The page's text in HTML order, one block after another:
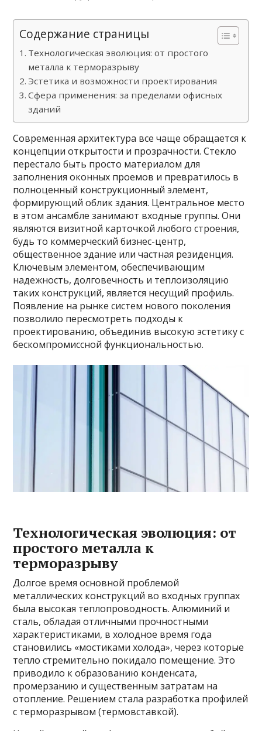
Содержание страницы
Технологическая эволюция: от простого
металла к терморазрыву
Эстетика и возможности проектирования
Сфера применения: за пределами офисных
зданий
Современная архитектура все чаще обращается к
концепции открытости и прозрачности. Стекло
перестало быть просто материалом для
заполнения оконных проемов и превратилось в
полноценный конструкционный элемент,
формирующий облик здания. Центральное место
в этом ансамбле занимают входные группы. Они
являются визитной карточкой любого строения,
будь то коммерческий бизнес-центр,
общественное здание или частная резиденция.
Ключевым элементом, обеспечивающим
надежность, долговечность и теплоизоляцию
таких конструкций, является несущий профиль.
Появление на рынке систем нового поколения
позволило пересмотреть подходы к
проектированию, объединив высокую эстетику с
бескомпромиссной функциональностью.
Технологическая эволюция: от
простого металла к
терморазрыву
Долгое время основной проблемой
металлических конструкций во входных группах
была высокая теплопроводность. Алюминий и
сталь, обладая отличными прочностными
характеристиками, в холодное время года
становились «мостиками холода», через которые
тепло стремительно покидало помещение. Это
приводило к образованию конденсата,
промерзанию и существенным затратам на
отопление. Решением стала разработка профилей
с терморазрывом (термовставкой).